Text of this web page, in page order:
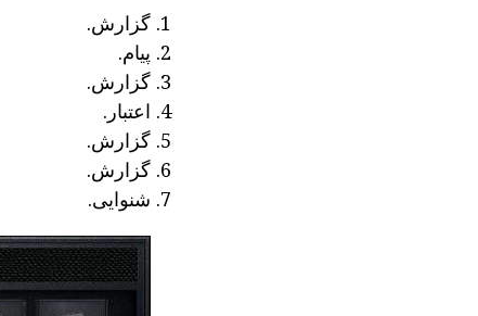
گزارش.
پیام.
گزارش.
اعتبار.
گزارش.
گزارش.
شنوایی.